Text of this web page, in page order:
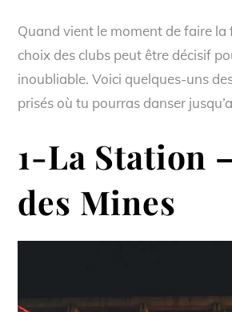
Quand vient le moment de faire la
choix des clubs peut être décisif
inoubliable. Voici quelques-uns
prisés où tu pourras danser
1-La Station
des Mines